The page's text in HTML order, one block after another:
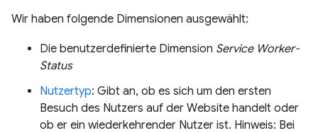
Wir haben folgende Dimensionen ausgewählt:
Die benutzerdefinierte Dimension Service Worker-
Status
Nutzertyp: Gibt an, ob es sich um den ersten
Besuch des Nutzers auf der Website handelt oder
ob er ein wiederkehrender Nutzer ist. Hinweis: Bei